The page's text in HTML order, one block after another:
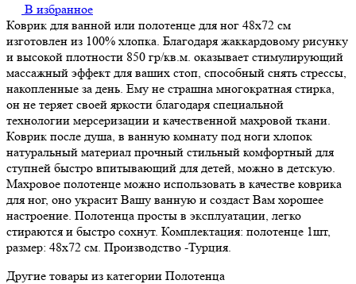
В избранное
Коврик для ванной или полотенце для ног 48х72 см
изготовлен из 100% хлопка. Благодаря жаккардовому рисунку
и высокой плотности 850 гр/кв.м. оказывает стимулирующий
массажный эффект для ваших стоп, способный снять стрессы,
накопленные за день. Ему не страшна многократная стирка,
он не теряет своей яркости благодаря специальной
технологии мерсеризации и качественной махровой ткани.
Коврик после душа, в ванную комнату под ноги хлопок
натуральный материал прочный стильный комфортный для
ступней быстро впитывающий для детей, можно в детскую.
Махровое полотенце можно использовать в качестве коврика
для ног, оно украсит Вашу ванную и создаст Вам хорошее
настроение. Полотенца просты в эксплуатации, легко
стираются и быстро сохнут. Комплектация: полотенце 1шт,
размер: 48х72 см. Производство -Турция.
Другие товары из категории Полотенца